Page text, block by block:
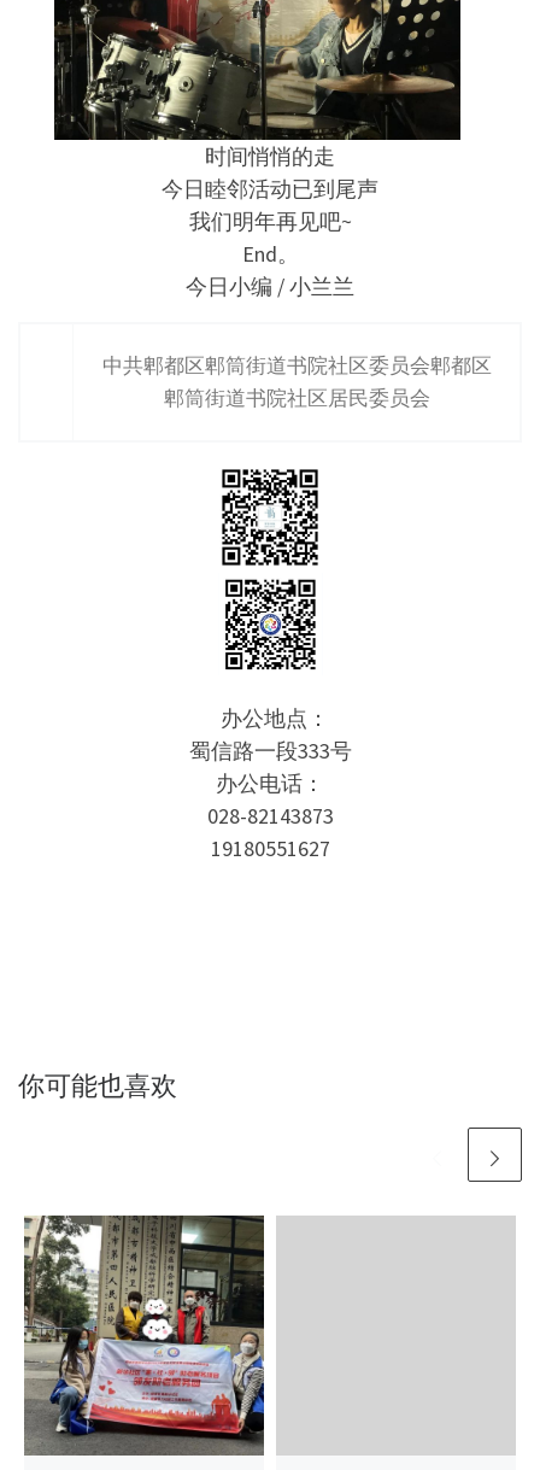
时间悄悄的走
今日睦邻活动已到尾声
我们明年再见吧~
End。
今日小编 / 小兰兰
中共郫都区郫筒街道书院社区委员会郫都区
郫筒街道书院社区居民委员会
办公地点：
蜀信路一段333号
办公电话：
028-82143873
19180551627
你可能也喜欢